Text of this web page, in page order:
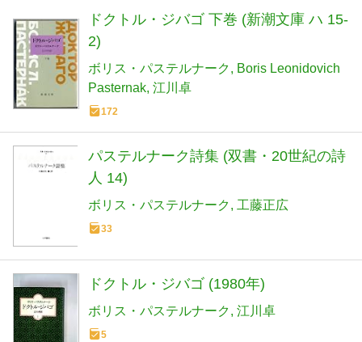
ドクトル・ジバゴ 下巻 (新潮文庫 ハ 15-
2)
ボリス・パステルナーク
Boris Leonidovich
Pasternak 江川卓
172
パステルナーク詩集 (双書・20世紀の詩
人 14)
ボリス・パステルナーク 工藤正広
33
ドクトル・ジバゴ (1980年)
ボリス・パステルナーク 江川卓
5